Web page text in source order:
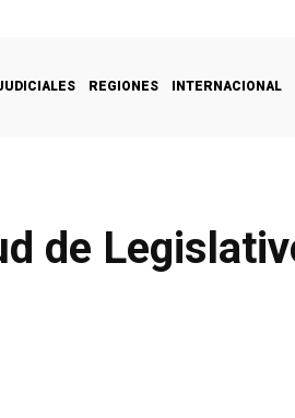
REGIONES INTERNACIONAL
de